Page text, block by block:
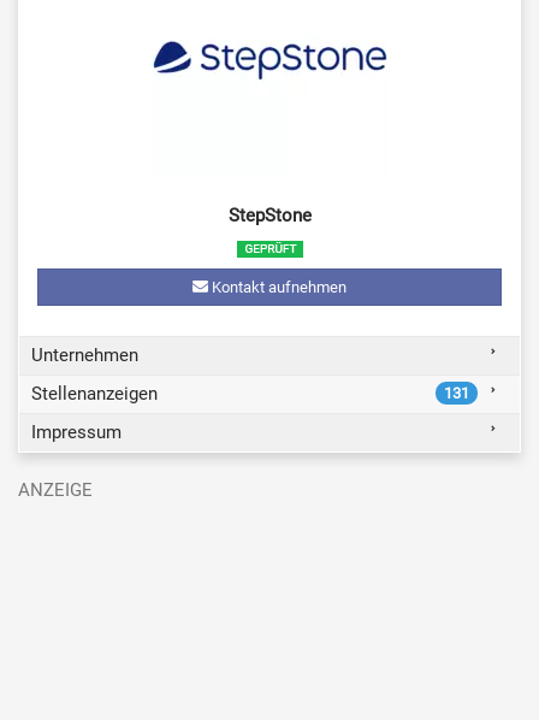
StepStone
Kontakt aufnehmen
Unternehmen
Stellenanzeigen
131
Impressum